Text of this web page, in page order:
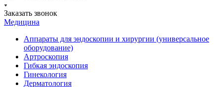
Заказать звонок
Медицина
Аппараты для эндоскопии и хирургии (универсальное
оборудование)
Артроскопия
Гибкая эндоскопия
Гинекология
Дерматология